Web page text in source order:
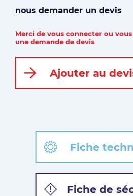
nous demander un devis
Merci de vous connecter ou
une demande de devis
Ajouter au
Fiche
Fiche de